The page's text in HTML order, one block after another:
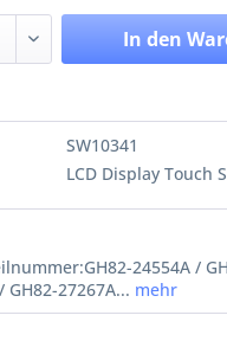
In den
SW10341
LCD Display Touch
24554A /
GH82-27267A... mehr